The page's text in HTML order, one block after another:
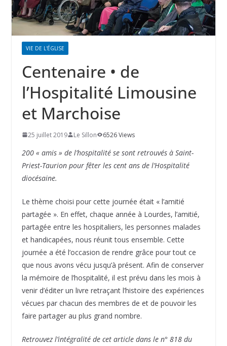
VIE DE L'ÉGLISE
Centenaire • de
l’Hospitalité Limousine
et Marchoise
25 juillet 2019 Le Sillon 6526 Views
200 « amis » de l’hospitalité se sont retrouvés à Saint-
Priest-Taurion pour fêter les cent ans de l’Hospitalité
diocésaine.
Le thème choisi pour cette journée était « l’amitié
partagée ». En effet, chaque année à Lourdes, l’amitié,
partagée entre les hospitaliers, les personnes malades
et handicapées, nous réunit tous ensemble. Cette
journée a été l’occasion de rendre grâce pour tout ce
que nous avons vécu jusqu’à présent. Afin de conserver
la mémoire de l’hospitalité, il est prévu dans les mois à
venir d’éditer un livre retraçant l’histoire des expériences
vécues par chacun des membres de et de pouvoir les
faire partager au plus grand nombre.
Retrouvez l’intégralité de cet article dans le n° 818 du